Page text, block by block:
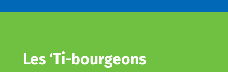
Les ‘Ti-bourgeons